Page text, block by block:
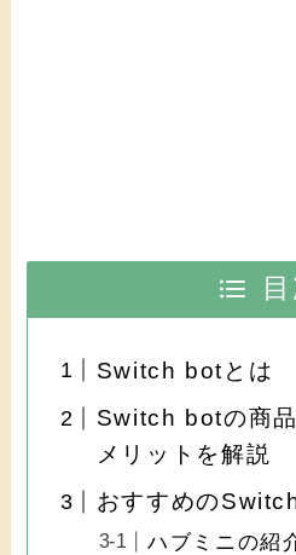
Switch botとは
Switch botの商
メリットを解説
おすすめの
ハブミニの紹